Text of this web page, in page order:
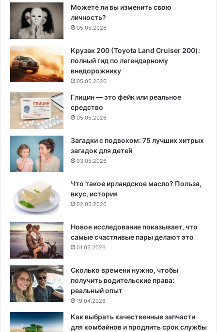
Можете ли вы изменить свою
личность?
05.05.2026
Крузак 200 (Toyota Land Cruiser 200):
полный гид по легендарному
внедорожнику
05.05.2026
Глицин — это фейк или реальное
средство
05.05.2026
Загадки с подвохом: 75 лучших хитрых
загадок для детей
03.05.2026
Что такое ирландское масло? Польза,
вкус, история
02.05.2026
Новое исследование показывает, что
самые счастливые пары делают это
01.05.2026
Сколько времени нужно, чтобы
получить водительские права:
реальный опыт
19.04.2026
Как выбрать качественные запчасти
для комбайнов и продлить срок службы